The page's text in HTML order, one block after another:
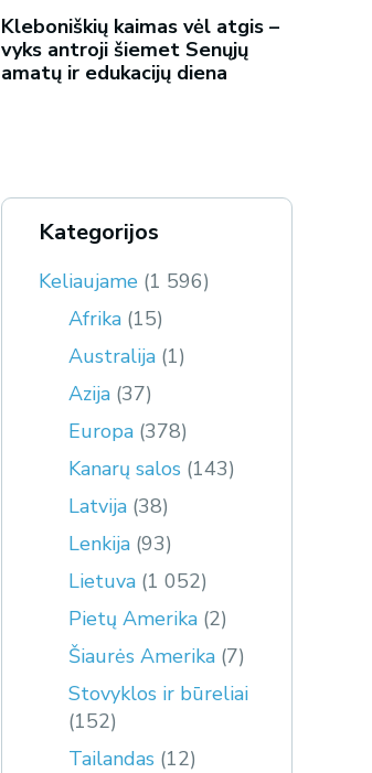
Kleboniškių kaimas vėl atgis –
vyks antroji šiemet Senųjų
amatų ir edukacijų diena
Kategorijos
Keliaujame (1 596)
Afrika (15)
Australija (1)
Azija (37)
Europa (378)
Kanarų salos (143)
Latvija (38)
Lenkija (93)
Lietuva (1 052)
Pietų Amerika (2)
Šiaurės Amerika (7)
Stovyklos ir būreliai
(152)
Tailandas (12)